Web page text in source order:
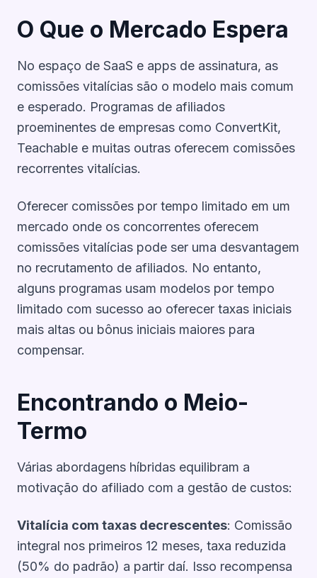
O Que o Mercado Espera
No espaço de SaaS e apps de assinatura, as
comissões vitalícias são o modelo mais comum
e esperado. Programas de afiliados
proeminentes de empresas como ConvertKit,
Teachable e muitas outras oferecem comissões
recorrentes vitalícias.
Oferecer comissões por tempo limitado em um
mercado onde os concorrentes oferecem
comissões vitalícias pode ser uma desvantagem
no recrutamento de afiliados. No entanto,
alguns programas usam modelos por tempo
limitado com sucesso ao oferecer taxas iniciais
mais altas ou bônus iniciais maiores para
compensar.
Encontrando o Meio-
Termo
Várias abordagens híbridas equilibram a
motivação do afiliado com a gestão de custos:
Vitalícia com taxas decrescentes: Comissão
integral nos primeiros 12 meses, taxa reduzida
(50% do padrão) a partir daí. Isso recompensa